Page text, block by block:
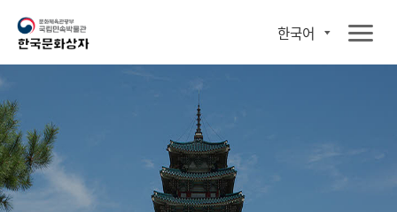
한국어